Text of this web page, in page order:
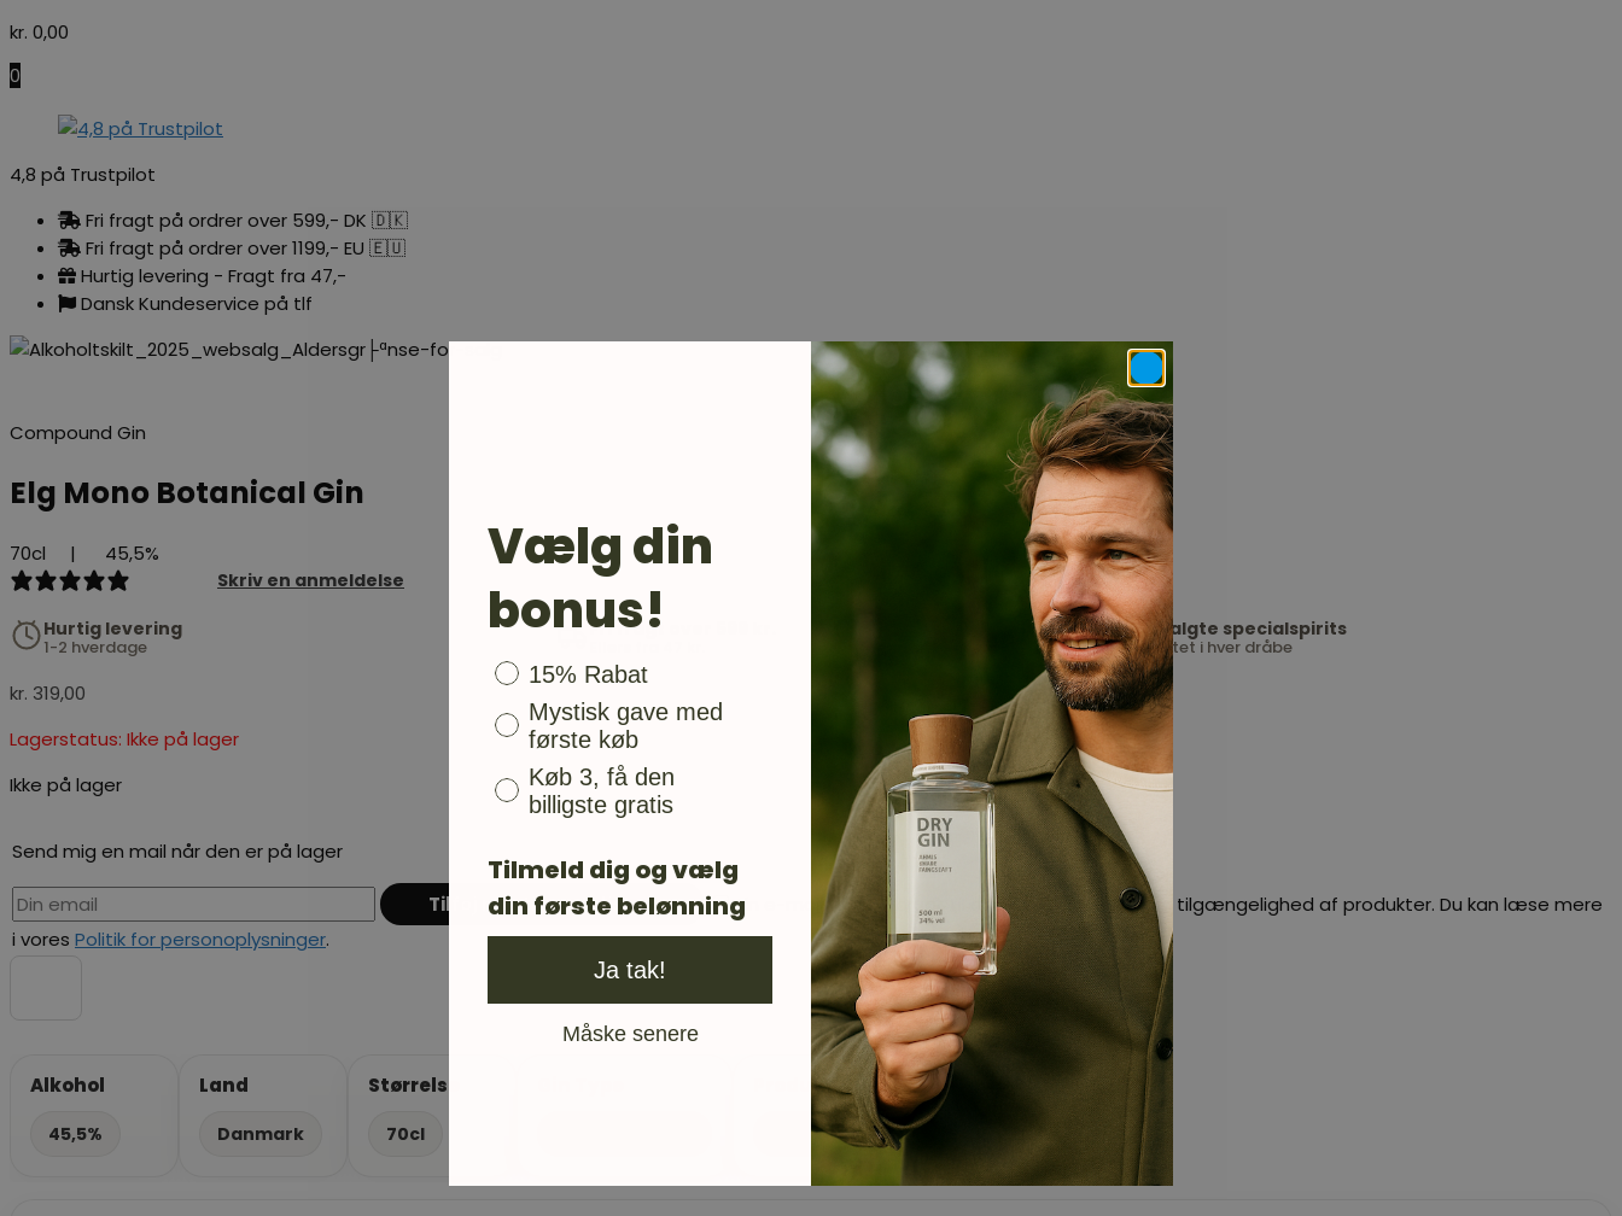
kr. 0,00
0
4,8 på Trustpilot
Fri fragt på ordrer over 599,- DK 🇩🇰
Fri fragt på ordrer over 1199,- EU 🇪🇺
Hurtig levering - Fragt fra 47,-
Dansk Kundeservice på tlf
Compound Gin
Elg Mono Botanical Gin
70cl | 45,5%
Skriv en anmeldelse
Hurtig levering
1-2 hverdage
Fri fragt over 599 kr. Udvalgte specialspirits
Kvalitet i hver dråbe
kr. 319,00
Lagerstatus: Ikke på lager
Ikke på lager
Send mig en mail når den er på lager
Din e-mail vil blive brugt til at give dig besked om tilgængelighed af produkter. Du kan læse mere
i vores Politik for personoplysninger.
Alkohol
45,5%
Land
Danmark
Størrelse
70cl
Producent
Elg Spirits
Vælg din
bonus!
Bonusgave
15% Rabat
Mystisk gave med
første køb
Køb 3, få den
billigste gratis
Tilmeld dig og vælg
din første belønning
Ja tak!
Måske senere